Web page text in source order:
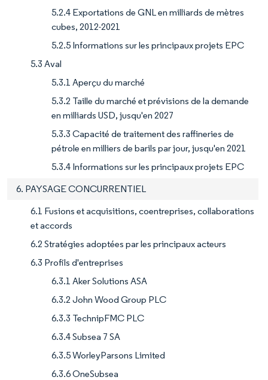
5.2.4 Exportations de GNL en milliards de mètres
cubes, 2012-2021
5.2.5 Informations sur les principaux projets EPC
5.3 Aval
5.3.1 Aperçu du marché
5.3.2 Taille du marché et prévisions de la demande
en milliards USD, jusqu'en 2027
5.3.3 Capacité de traitement des raffineries de
pétrole en milliers de barils par jour, jusqu'en 2021
5.3.4 Informations sur les principaux projets EPC
6. PAYSAGE CONCURRENTIEL
6.1 Fusions et acquisitions, coentreprises, collaborations
et accords
6.2 Stratégies adoptées par les principaux acteurs
6.3 Profils d'entreprises
6.3.1 Aker Solutions ASA
6.3.2 John Wood Group PLC
6.3.3 TechnipFMC PLC
6.3.4 Subsea 7 SA
6.3.5 WorleyParsons Limited
6.3.6 OneSubsea